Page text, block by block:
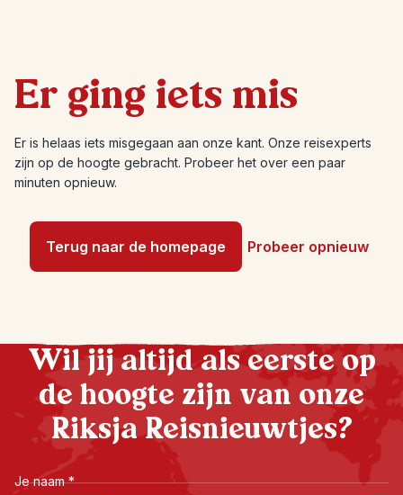
Er ging iets mis
Er is helaas iets misgegaan aan onze kant. Onze reisexperts
zijn op de hoogte gebracht. Probeer het over een paar
minuten opnieuw.
Terug naar de homepage Probeer opnieuw
Wil jij altijd als eerste op
de hoogte zijn van onze
Riksja Reisnieuwtjes?
Je naam *